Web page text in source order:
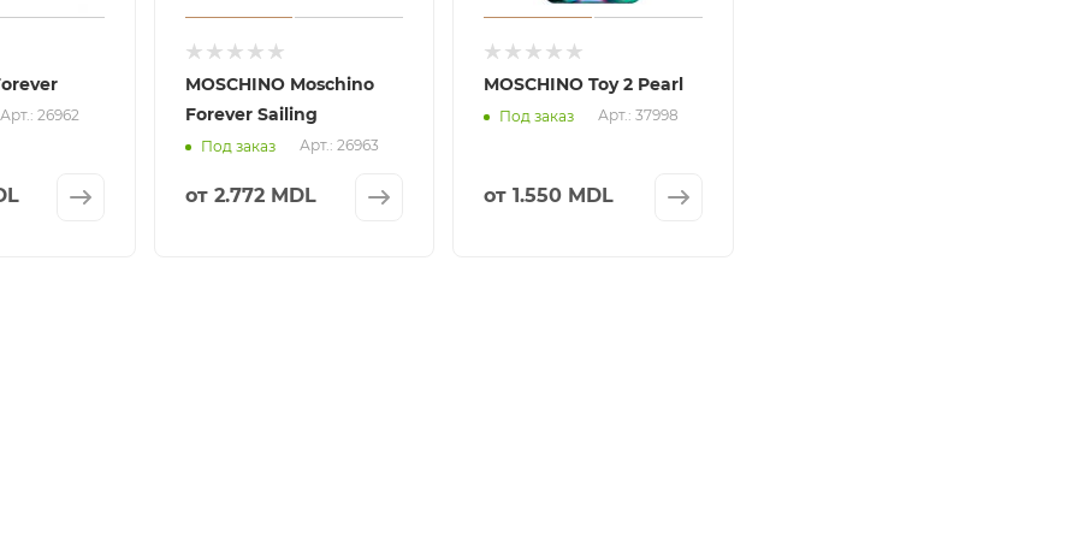
Арт.: 26962
MOSCHINO Moschino
Forever Sailing
Под заказ Арт.: 26963
от 2.772 MDL
MOSCHINO Toy 2 Pearl
Под заказ Арт.: 37998
от 1.550 MDL